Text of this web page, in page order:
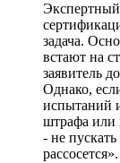
задача.
встают на
заявитель
Однако,
испытаний
штрафа или
- не
рассосется».